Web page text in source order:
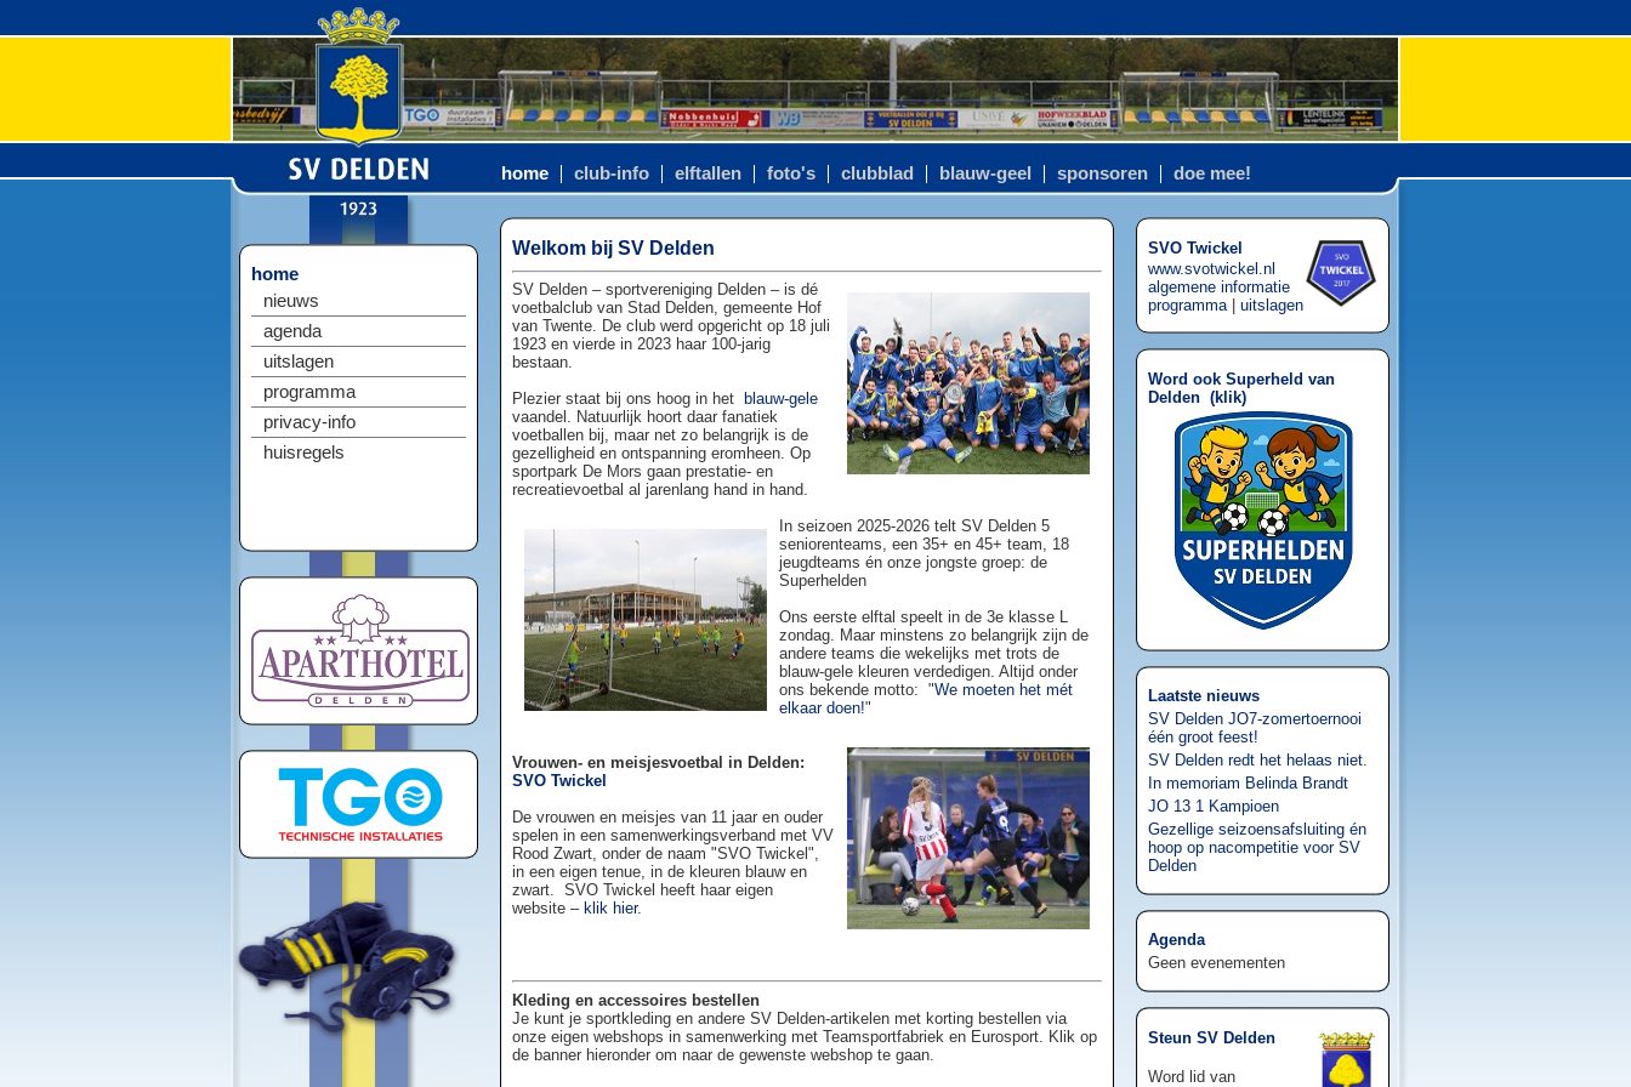
home club-info elftallen foto's clubblad blauw-geel sponsoren doe mee!
home
nieuws
agenda
uitslagen
programma
privacy-info
huisregels
Welkom bij SV Delden
SV Delden – sportvereniging Delden – is dé
voetbalclub van Stad Delden, gemeente Hof
van Twente. De club werd opgericht op 18 juli
1923 en vierde in 2023 haar 100-jarig
bestaan.
Plezier staat bij ons hoog in het
blauw-gele
vaandel. Natuurlijk hoort daar fanatiek
voetballen bij, maar net zo belangrijk is de
gezelligheid en ontspanning eromheen. Op
sportpark De Mors gaan prestatie- en
recreatievoetbal al jarenlang hand in hand.
In seizoen 2025-2026 telt SV Delden 5
seniorenteams, een 35+ en 45+ team, 18
jeugdteams én onze jongste groep: de
Superhelden
Ons eerste elftal speelt in de 3e klasse L
zondag. Maar minstens zo belangrijk zijn de
andere teams die wekelijks met trots de
blauw-gele kleuren verdedigen. Altijd onder
ons bekende motto: "We moeten het mét
elkaar doen!"
Vrouwen- en meisjesvoetbal in Delden:
SVO Twickel
De vrouwen en meisjes van 11 jaar en ouder
spelen in een samenwerkingsverband met VV
Rood Zwart, onder de naam "SVO Twickel",
in een eigen tenue, in de kleuren blauw en
zwart. SVO Twickel heeft haar eigen
website – klik hier.
Kleding en accessoires bestellen
Je kunt je sportkleding en andere SV Delden-artikelen met korting bestellen via
onze eigen webshops in samenwerking met Teamsportfabriek en Eurosport. Klik op
de banner hieronder om naar de gewenste webshop te gaan.
SVO Twickel
www.svotwickel.nl
algemene informatie
programma| uitslagen
Word ook Superheld van
Delden (klik)
Laatste nieuws
SV Delden JO7-zomertoernooi
één groot feest!
SV Delden redt het helaas niet.
In memoriam Belinda Brandt
JO 13 1 Kampioen
Gezellige seizoensafsluiting én
hoop op nacompetitie voor SV
Delden
Agenda
Geen evenementen
Steun SV Delden
Word lid van